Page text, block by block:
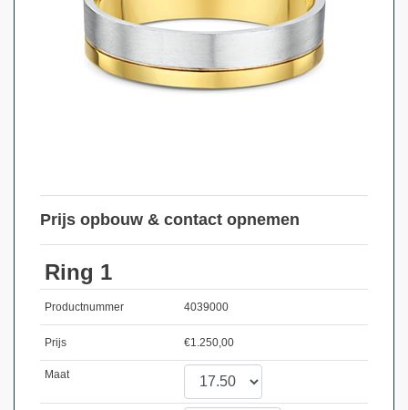
Prijs opbouw & contact opnemen
Ring 1
Productnummer 4039000
Prijs €1.250,00
Maat